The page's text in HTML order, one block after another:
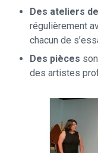
Des ateliers
régulièrement
chacun de
Des pièces
des artistes